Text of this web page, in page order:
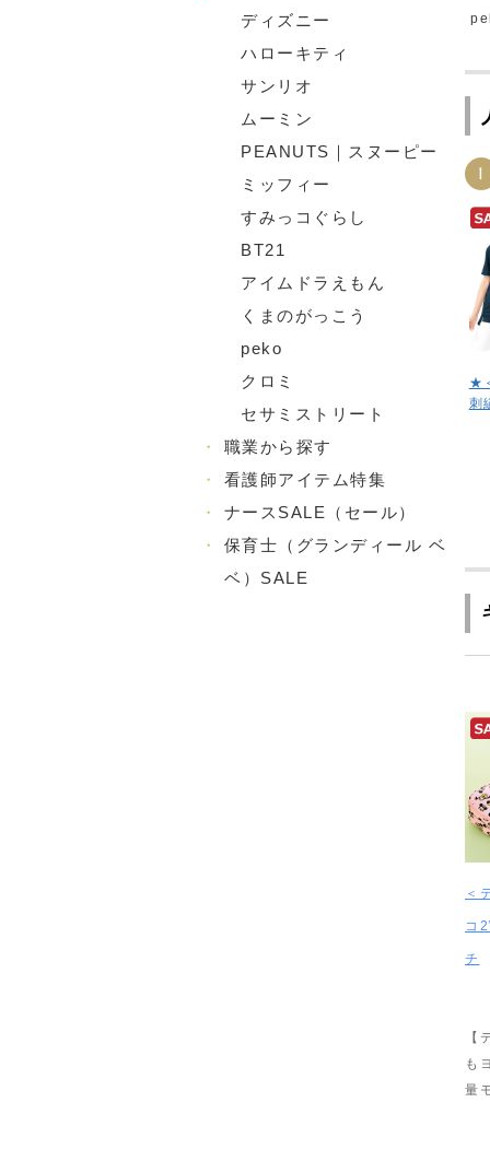
ディズニー
ハローキティ
サンリオ
ムーミン
PEANUTS｜スヌーピー
ミッフィー
すみっコぐらし
BT21
アイムドラえもん
くまのがっこう
peko
クロミ
セサミストリート
・
職業から探す
・
看護師アイテム特集
・
ナースSALE（セール）
・
保育士（グランディール ベ
ベ）SALE
1
★
刺
＜
コ
チ
【
も
量